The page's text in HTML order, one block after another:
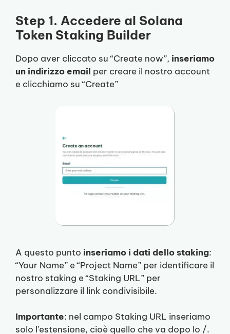
Step 1. Accedere al Solana
Token Staking Builder
Dopo aver cliccato su “Create now”, inseriamo
un indirizzo email per creare il nostro account
e clicchiamo su “Create”
A questo punto inseriamo i dati dello staking:
“Your Name” e “Project Name” per identificare il
nostro staking e “Staking URL” per
personalizzare il link condivisibile.
Importante: nel campo Staking URL inseriamo
solo l’estensione, cioè quello che va dopo lo /.